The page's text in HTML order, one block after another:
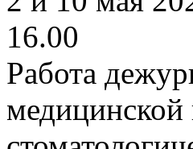
16.00
Работа